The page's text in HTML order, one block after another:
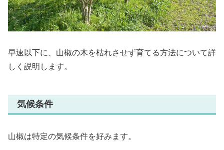
早速以下に、山椒の木を枯れさせず育てる方法について詳
しく説明します。
気候条件
山椒は特定の気候条件を好みます。